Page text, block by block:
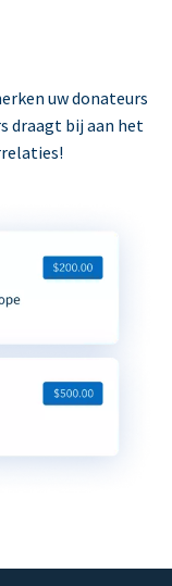
uw donateurs
draagt bij aan het